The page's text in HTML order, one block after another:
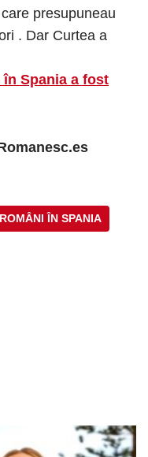
presupuneau
. Dar Curtea a
Spania a fost
ROMÂNI ÎN SPANIA